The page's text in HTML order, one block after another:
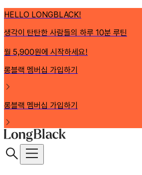
HELLO LONGBLACK!
생각이 탄탄한 사람들의 하루 10분 루틴
월 5,900원에 시작하세요!
롱블랙 멤버십 가입하기
롱블랙 멤버십 가입하기